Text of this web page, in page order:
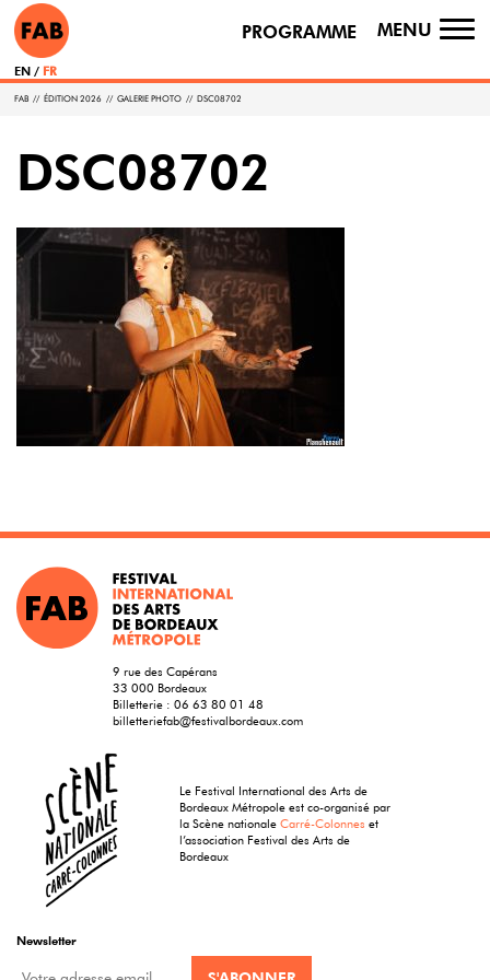
PROGRAMME MENU
EN FR
FAB // ÉDITION 2026 // GALERIE PHOTO // DSC08702
DSC08702
9 rue des Capérans
33 000 Bordeaux
Billetterie : 06 63 80 01 48
billetteriefab@festivalbordeaux.com
Le Festival International des Arts de
Bordeaux Métropole est co-organisé par
la Scène nationaleCarré-Colonnes et
l’association Festival des Arts de
Bordeaux
Newsletter